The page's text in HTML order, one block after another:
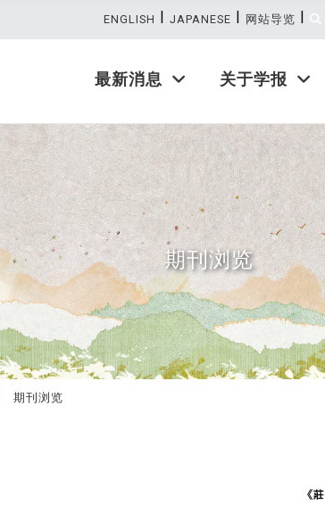
最新消息 关于学报
ENGLISH | JAPANESE | 网站导览 |
期刊浏览
期刊浏览